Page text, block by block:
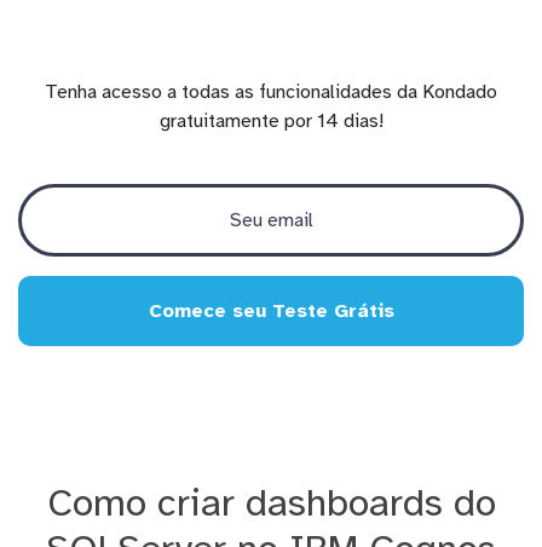
Tenha acesso a todas as funcionalidades da Kondado
gratuitamente por 14 dias!
Comece seu Teste Grátis
Como criar dashboards do